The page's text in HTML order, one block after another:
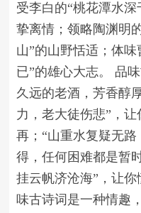
受李白的“桃花潭水
挚离情；领略陶渊明
山”的山野恬适；体
已”的雄心大志。 品
久远的老酒，芳香醇
力，老大徒伤悲”，
再；“山重水复疑无
得，任何困难都是暂
挂云帆济沧海”，让
味古诗词是一种情趣